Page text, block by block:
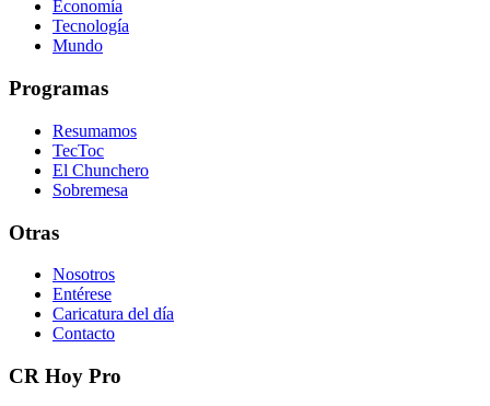
Economía
Tecnología
Mundo
Programas
Resumamos
TecToc
El Chunchero
Sobremesa
Otras
Nosotros
Entérese
Caricatura del día
Contacto
CR Hoy Pro